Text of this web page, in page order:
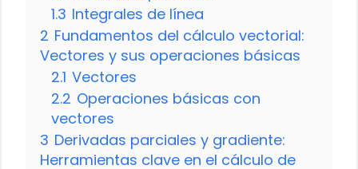
1.3 Integrales de línea
2 Fundamentos del cálculo vectorial:
Vectores y sus operaciones básicas
2.1 Vectores
2.2 Operaciones básicas con
vectores
3 Derivadas parciales y gradiente:
Herramientas clave en el cálculo de